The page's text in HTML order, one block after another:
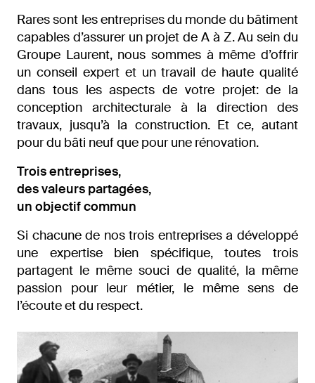
Rares sont les entreprises du monde du bâtiment
capables d’assurer un projet de A à Z. Au sein du
Groupe Laurent, nous sommes à même d’offrir
un conseil expert et un travail de haute qualité
dans tous les aspects de votre projet: de la
conception architecturale à la direction des
travaux, jusqu’à la construction. Et ce, autant
pour du bâti neuf que pour une rénovation.
Trois entreprises,
des valeurs partagées,
un objectif commun
Si chacune de nos trois entreprises a développé
une expertise bien spécifique, toutes trois
partagent le même souci de qualité, la même
passion pour leur métier, le même sens de
l’écoute et du respect.